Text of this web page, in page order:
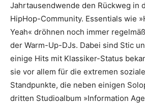
Jahrtausendwende den Rückweg in
HipHop-Community. Essentials wie
Yeah« dröhnen noch immer
der Warm-Up-DJs. Dabei sind Stic
einige Hits mit Klassiker-Status
sie vor allem für die extremen
Standpunkte, die neben einigen
dritten Studioalbum »Information